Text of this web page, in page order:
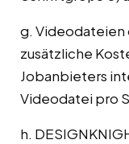
g. Videodateien
zusätzliche
Jobanbieters
Videodatei pro
h.